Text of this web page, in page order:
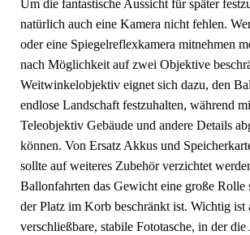
Um die fantastische Aussicht für später
natürlich auch eine Kamera nicht fehlen.
oder eine Spiegelreflexkamera mitnehmen
nach Möglichkeit auf zwei Objektive
Weitwinkelobjektiv eignet sich dazu, den
endlose Landschaft festzuhalten, während
Teleobjektiv Gebäude und andere Details
können. Von Ersatz Akkus und
sollte auf weiteres Zubehör verzichtet
Ballonfahrten das Gewicht eine große Rolle
der Platz im Korb beschränkt ist. Wichtig ist
verschließbare, stabile Fototasche, in der